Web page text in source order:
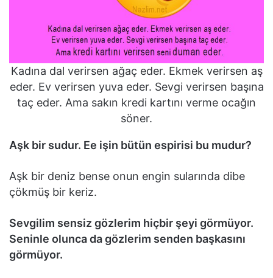
Kadına dal verirsen ağaç eder. Ekmek verirsen aş
eder. Ev verirsen yuva eder. Sevgi verirsen başına
taç eder. Ama sakın kredi kartını verme ocağın
söner.
Aşk bir sudur. Ee işin bütün espirisi bu mudur?
Aşk bir deniz bense onun engin sularında dibe
çökmüş bir keriz.
Sevgilim sensiz gözlerim hiçbir şeyi görmüyor.
Seninle olunca da gözlerim senden başkasını
görmüyor.